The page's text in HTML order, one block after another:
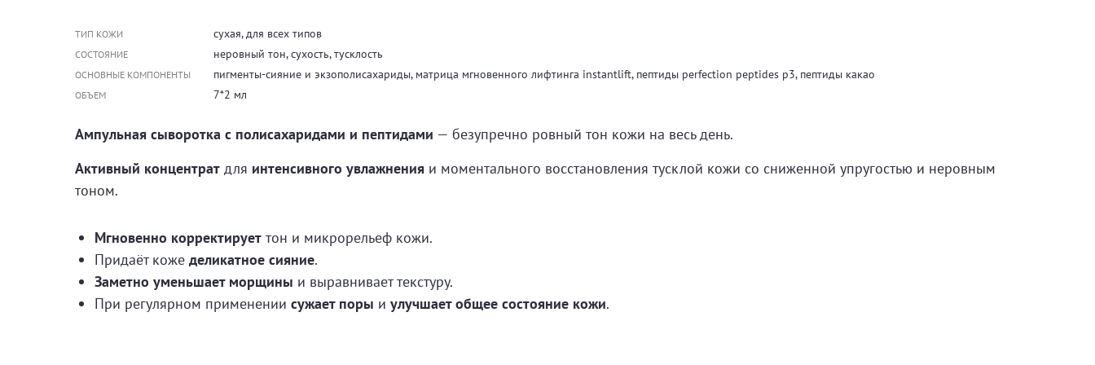
ТИП КОЖИ сухая, для всех типов
СОСТОЯНИЕ неровный тон, сухость, тусклость
ОСНОВНЫЕ КОМПОНЕНТЫ пигменты-сияние и экзополисахариды, матрица мгновенного лифтинга instantlift, пептиды perfection peptides p3, пептиды какао
ОБЪЕМ 7*2 мл
Ампульная сыворотка с полисахаридами и пептидами — безупречно ровный тон кожи на весь день.
Активный концентрат для интенсивного увлажнения и моментального восстановления тусклой кожи со сниженной упругостью и неровным
тоном.
Мгновенно корректирует тон и микрорельеф кожи.
Придаёт коже деликатное сияние.
Заметно уменьшает морщины и выравнивает текстуру.
При регулярном применении сужает поры и улучшает общее состояние кожи.